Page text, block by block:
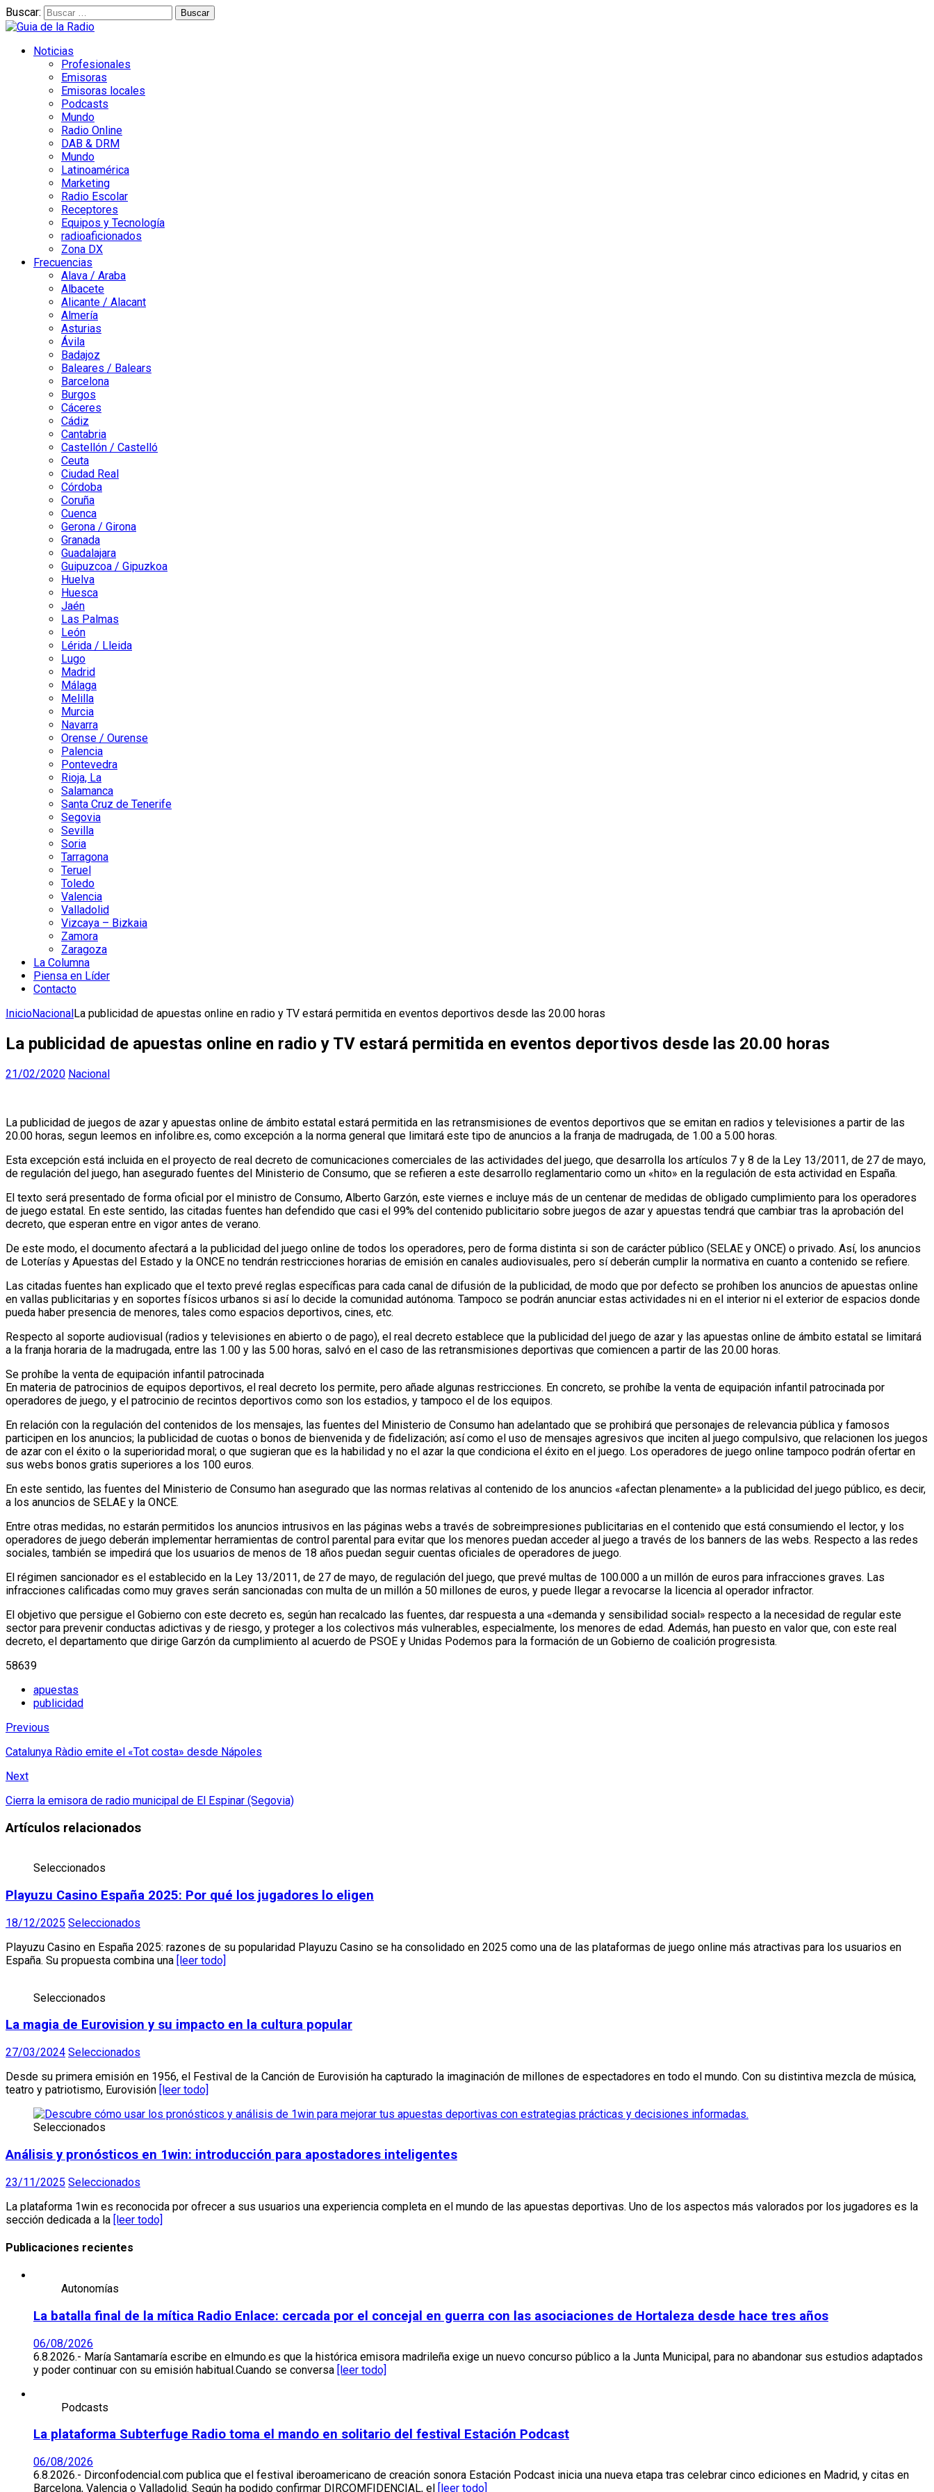
Buscar:
Noticias
Profesionales
Emisoras
Emisoras locales
Podcasts
Mundo
Radio Online
DAB & DRM
Mundo
Latinoamérica
Marketing
Radio Escolar
Receptores
Equipos y Tecnología
radioaficionados
Zona DX
Frecuencias
Alava / Araba
Albacete
Alicante / Alacant
Almería
Asturias
Ávila
Badajoz
Baleares / Balears
Barcelona
Burgos
Cáceres
Cádiz
Cantabria
Castellón / Castelló
Ceuta
Ciudad Real
Córdoba
Coruña
Cuenca
Gerona / Girona
Granada
Guadalajara
Guipuzcoa / Gipuzkoa
Huelva
Huesca
Jaén
Las Palmas
León
Lérida / Lleida
Lugo
Madrid
Málaga
Melilla
Murcia
Navarra
Orense / Ourense
Palencia
Pontevedra
Rioja, La
Salamanca
Santa Cruz de Tenerife
Segovia
Sevilla
Soria
Tarragona
Teruel
Toledo
Valencia
Valladolid
Vizcaya – Bizkaia
Zamora
Zaragoza
La Columna
Piensa en Líder
Contacto
InicioNacionalLa publicidad de apuestas online en radio y TV estará permitida en eventos deportivos desde las 20.00 horas
La publicidad de apuestas online en radio y TV estará permitida en eventos deportivos desde las 20.00 horas
21/02/2020 Nacional
La publicidad de juegos de azar y apuestas online de ámbito estatal estará permitida en las retransmisiones de eventos deportivos que se emitan en radios y televisiones a partir de las
20.00 horas, segun leemos en infolibre.es, como excepción a la norma general que limitará este tipo de anuncios a la franja de madrugada, de 1.00 a 5.00 horas.
Esta excepción está incluida en el proyecto de real decreto de comunicaciones comerciales de las actividades del juego, que desarrolla los artículos 7 y 8 de la Ley 13/2011, de 27 de mayo,
de regulación del juego, han asegurado fuentes del Ministerio de Consumo, que se refieren a este desarrollo reglamentario como un «hito» en la regulación de esta actividad en España.
El texto será presentado de forma oficial por el ministro de Consumo, Alberto Garzón, este viernes e incluye más de un centenar de medidas de obligado cumplimiento para los operadores
de juego estatal. En este sentido, las citadas fuentes han defendido que casi el 99% del contenido publicitario sobre juegos de azar y apuestas tendrá que cambiar tras la aprobación del
decreto, que esperan entre en vigor antes de verano.
De este modo, el documento afectará a la publicidad del juego online de todos los operadores, pero de forma distinta si son de carácter público (SELAE y ONCE) o privado. Así, los anuncios
de Loterías y Apuestas del Estado y la ONCE no tendrán restricciones horarias de emisión en canales audiovisuales, pero sí deberán cumplir la normativa en cuanto a contenido se refiere.
Las citadas fuentes han explicado que el texto prevé reglas específicas para cada canal de difusión de la publicidad, de modo que por defecto se prohíben los anuncios de apuestas online
en vallas publicitarias y en soportes físicos urbanos si así lo decide la comunidad autónoma. Tampoco se podrán anunciar estas actividades ni en el interior ni el exterior de espacios donde
pueda haber presencia de menores, tales como espacios deportivos, cines, etc.
Respecto al soporte audiovisual (radios y televisiones en abierto o de pago), el real decreto establece que la publicidad del juego de azar y las apuestas online de ámbito estatal se limitará
a la franja horaria de la madrugada, entre las 1.00 y las 5.00 horas, salvó en el caso de las retransmisiones deportivas que comiencen a partir de las 20.00 horas.
Se prohíbe la venta de equipación infantil patrocinada
En materia de patrocinios de equipos deportivos, el real decreto los permite, pero añade algunas restricciones. En concreto, se prohíbe la venta de equipación infantil patrocinada por
operadores de juego, y el patrocinio de recintos deportivos como son los estadios, y tampoco el de los equipos.
En relación con la regulación del contenidos de los mensajes, las fuentes del Ministerio de Consumo han adelantado que se prohibirá que personajes de relevancia pública y famosos
participen en los anuncios; la publicidad de cuotas o bonos de bienvenida y de fidelización; así como el uso de mensajes agresivos que inciten al juego compulsivo, que relacionen los juegos
de azar con el éxito o la superioridad moral; o que sugieran que es la habilidad y no el azar la que condiciona el éxito en el juego. Los operadores de juego online tampoco podrán ofertar en
sus webs bonos gratis superiores a los 100 euros.
En este sentido, las fuentes del Ministerio de Consumo han asegurado que las normas relativas al contenido de los anuncios «afectan plenamente» a la publicidad del juego público, es decir,
a los anuncios de SELAE y la ONCE.
Entre otras medidas, no estarán permitidos los anuncios intrusivos en las páginas webs a través de sobreimpresiones publicitarias en el contenido que está consumiendo el lector, y los
operadores de juego deberán implementar herramientas de control parental para evitar que los menores puedan acceder al juego a través de los banners de las webs. Respecto a las redes
sociales, también se impedirá que los usuarios de menos de 18 años puedan seguir cuentas oficiales de operadores de juego.
El régimen sancionador es el establecido en la Ley 13/2011, de 27 de mayo, de regulación del juego, que prevé multas de 100.000 a un millón de euros para infracciones graves. Las
infracciones calificadas como muy graves serán sancionadas con multa de un millón a 50 millones de euros, y puede llegar a revocarse la licencia al operador infractor.
El objetivo que persigue el Gobierno con este decreto es, según han recalcado las fuentes, dar respuesta a una «demanda y sensibilidad social» respecto a la necesidad de regular este
sector para prevenir conductas adictivas y de riesgo, y proteger a los colectivos más vulnerables, especialmente, los menores de edad. Además, han puesto en valor que, con este real
decreto, el departamento que dirige Garzón da cumplimiento al acuerdo de PSOE y Unidas Podemos para la formación de un Gobierno de coalición progresista.
58639
apuestas
publicidad
Previous
Catalunya Ràdio emite el «Tot costa» desde Nápoles
Next
Cierra la emisora de radio municipal de El Espinar (Segovia)
Artículos relacionados
Seleccionados
Playuzu Casino España 2025: Por qué los jugadores lo eligen
18/12/2025 Seleccionados
Playuzu Casino en España 2025: razones de su popularidad Playuzu Casino se ha consolidado en 2025 como una de las plataformas de juego online más atractivas para los usuarios en
España. Su propuesta combina una [leer todo]
Seleccionados
La magia de Eurovision y su impacto en la cultura popular
27/03/2024 Seleccionados
Desde su primera emisión en 1956, el Festival de la Canción de Eurovisión ha capturado la imaginación de millones de espectadores en todo el mundo. Con su distintiva mezcla de música,
teatro y patriotismo, Eurovisión [leer todo]
Seleccionados
Análisis y pronósticos en 1win: introducción para apostadores inteligentes
23/11/2025 Seleccionados
La plataforma 1win es reconocida por ofrecer a sus usuarios una experiencia completa en el mundo de las apuestas deportivas. Uno de los aspectos más valorados por los jugadores es la
sección dedicada a la [leer todo]
Publicaciones recientes
Autonomías
La batalla final de la mítica Radio Enlace: cercada por el concejal en guerra con las asociaciones de Hortaleza desde hace tres años
06/08/2026
6.8.2026.- María Santamaría escribe en elmundo.es que la histórica emisora madrileña exige un nuevo concurso público a la Junta Municipal, para no abandonar sus estudios adaptados
y poder continuar con su emisión habitual.Cuando se conversa [leer todo]
Podcasts
La plataforma Subterfuge Radio toma el mando en solitario del festival Estación Podcast
06/08/2026
6.8.2026.- Dirconfodencial.com publica que el festival iberoamericano de creación sonora Estación Podcast inicia una nueva etapa tras celebrar cinco ediciones en Madrid, y citas en
Barcelona, Valencia o Valladolid. Según ha podido confirmar DIRCOMFIDENCIAL, el [leer todo]